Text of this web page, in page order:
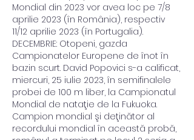
Mondial din 2023 vor avea loc pe 7/8
aprilie 2023 (în România), respectiv
11/12 aprilie 2023 (în Portugalia).
DECEMBRIE: Otopeni, gazda
Campionatelor Europene de înot în
bazin scurt. David Popovici s-a calificat,
miercuri, 25 iulie 2023, în semifinalele
probei de 100 m liber, la Campionatul
Mondial de nataţie de la Fukuoka.
Campion mondial şi deţinător al
recordului mondial în această probă,